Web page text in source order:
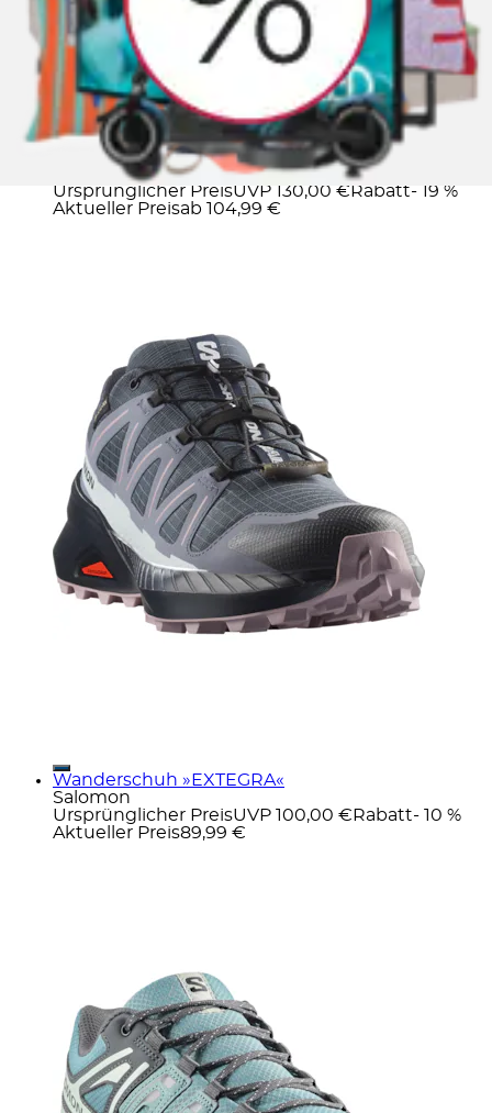
Trailrunningschuh »SPEEDCROSS PEAK GORE-
TEX W« wasserdicht
Salomon
Ursprünglicher PreisUVP 130,00 €Rabatt- 19 %
Aktueller Preisab 104,99 €
Wanderschuh »EXTEGRA«
Salomon
Ursprünglicher PreisUVP 100,00 € Rabatt- 10 %
Aktueller Preis89,99 €